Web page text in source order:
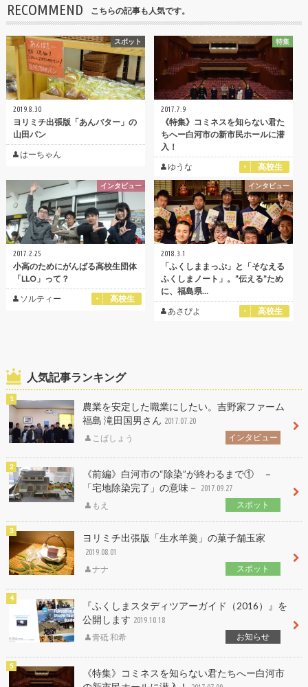
RECOMMEND こちらの記事も人気です。
スポット
2019.8.30
ヨリミチ出張版「あんバター」の
山田パン
はーちゃん
特集
2017.7.9
《特集》コミネスを知らない君た
ちへー白河市の新市民ホールに潜
入！
ゆうな
高校生
インタビュー
2017.2.25
小高のためにがんばる高校生団体
「LLO」って？
ソルティー
高校生
インタビュー
2018.3.1
「ふくしままっぷ」と「そなえる
ふくしまノート」。”伝える”ため
に、福島県…
あさぴよ
高校生
人気記事ランキング
農業を安定した職業にしたい。吉野家ファーム
福島 滝田国男さん 2017.07.20
こばしょう インタビュー
《前編》白河市の“除染”が終わるまで① －
「宅地除染完了」の意味－
2017.09.27
もえ スポット
ヨリミチ出張版「生水羊羹」の菓子舗玉家
2019.08.01
ナナ スポット
『ふくしまスタディツアーガイド（2016）』を
公開します 2019.10.18
青砥 和希 お知らせ
《特集》コミネスを知らない君たちへー白河市